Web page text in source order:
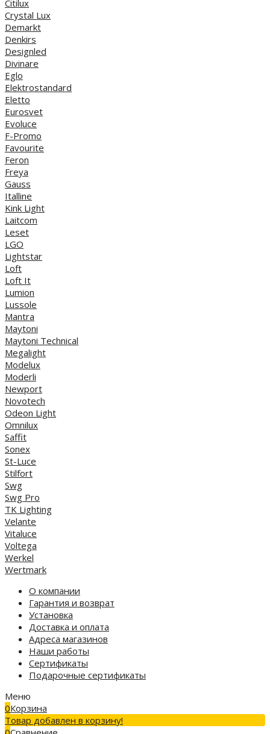
Citilux
Crystal Lux
Demarkt
Denkirs
Designled
Divinare
Eglo
Elektrostandard
Eletto
Eurosvet
Evoluce
F-Promo
Favourite
Feron
Freya
Gauss
Italline
Kink Light
Laitcom
Leset
LGO
Lightstar
Loft
Loft It
Lumion
Lussole
Mantra
Maytoni
Maytoni Technical
Megalight
Modelux
Moderli
Newport
Novotech
Odeon Light
Omnilux
Saffit
Sonex
St-Luce
Stilfort
Swg
Swg Pro
TK Lighting
Velante
Vitaluce
Voltega
Werkel
Wertmark
О компании
Гарантия и возврат
Установка
Доставка и оплата
Адреса магазинов
Наши работы
Сертификаты
Подарочные сертификаты
Меню
0Корзина
Товар добавлен в корзину!